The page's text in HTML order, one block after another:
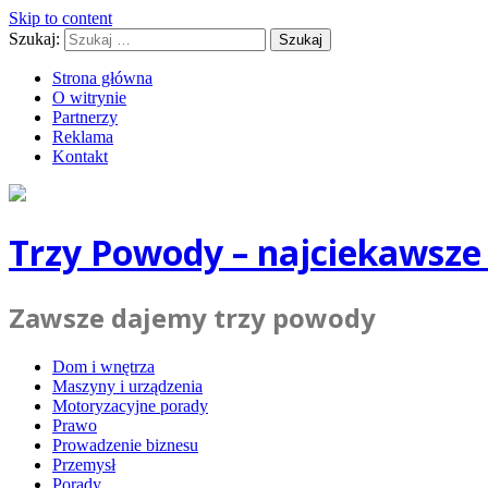
Skip to content
Szukaj:
Strona główna
O witrynie
Partnerzy
Reklama
Kontakt
Trzy Powody –
Zawsze dajemy trzy powody
Dom i wnętrza
Maszyny i urządzenia
Motoryzacyjne porady
Prawo
Prowadzenie biznesu
Przemysł
Porady